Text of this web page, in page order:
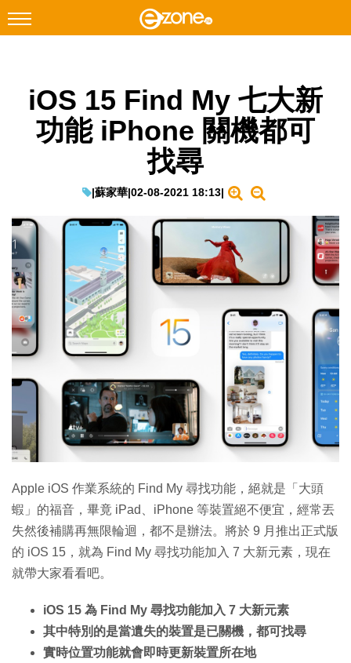
Facebook Instagram
科技焦點
教學評測
EduTech
IT Times
生成式AI與雲端應用
Enterprise Digital Transformation
iOS 15 Find My 七大新
功能 iPhone 關機都可
找尋
|蘇家華|02-08-2021 18:13|
Apple iOS 作業系統的 Find My 尋找功能，絕就是「大頭
蝦」的福音，畢竟 iPad、iPhone 等裝置絕不便宜，經常丟
失然後補購再無限輪迴，都不是辦法。將於 9 月推出正式版
的 iOS 15，就為 Find My 尋找功能加入 7 大新元素，現在
就帶大家看看吧。
iOS 15 為 Find My 尋找功能加入 7 大新元素
其中特別的是當遺失的裝置是已關機，都可找尋
實時位置功能就會即時更新裝置所在地